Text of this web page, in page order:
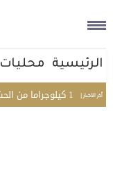
الرئيسية محليات
أخر الأخبار |